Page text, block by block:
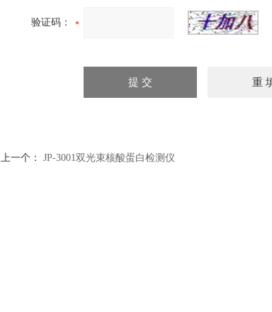
验证码：
上一个： JP-3001双光束核酸蛋白检测仪